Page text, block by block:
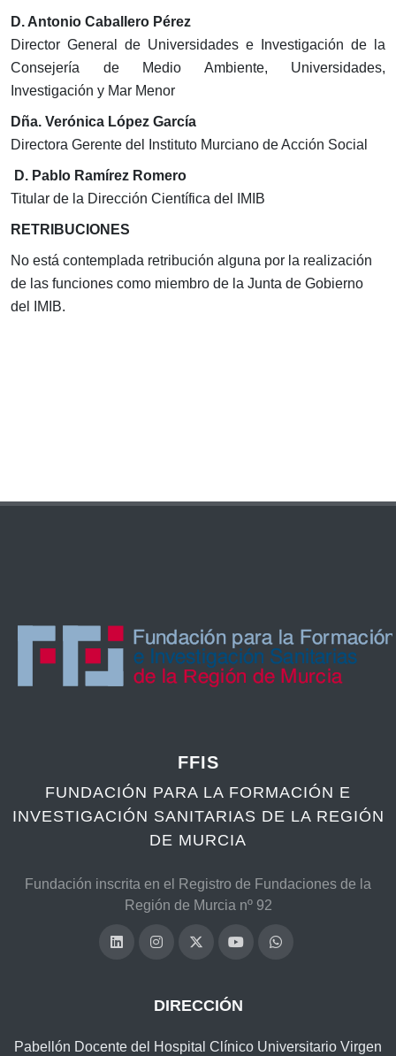
D. Antonio Caballero Pérez
Director General de Universidades e Investigación de la
Consejería de Medio Ambiente, Universidades,
Investigación y Mar Menor
Dña. Verónica López García
Directora Gerente del Instituto Murciano de Acción Social
D. Pablo Ramírez Romero
Titular de la Dirección Científica del IMIB
RETRIBUCIONES
No está contemplada retribución alguna por la realización
de las funciones como miembro de la Junta de Gobierno
del IMIB.
FFIS
FUNDACIÓN PARA LA FORMACIÓN E
INVESTIGACIÓN SANITARIAS DE LA REGIÓN
DE MURCIA
Fundación inscrita en el Registro de Fundaciones de la
Región de Murcia nº 92
DIRECCIÓN
Pabellón Docente del Hospital Clínico Universitario Virgen